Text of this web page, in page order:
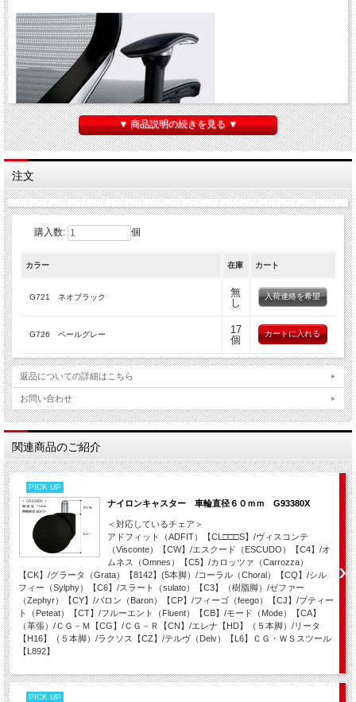
バロンチェア・ゼファーチェア共通、アジャストアームの肘パッド（右肘用）で
肘当てが上下可動式で本体の部分がネオブラックとネオホワイトの2色です。
＜ご注意＞
下部が破損してしまいますと左右の肘当て全体の交換になってしまいます。
必ず事前に商品を確認して掲載されています写真との照合をおねがいします。
＜お願い＞
バロンチェアの肘パッドは2013年に寸法、素材の仕様が変更されています。
取り付け構造は互換性がありますが、厚みなどが異なりますので左右一緒に交換さ
れることをお勧めします。
お求めの場合は左右セットでお求めいただければ幸いです。
で販売させていただいています。
恐縮ですが交換方法などのご説明資料はございませんのでご了承ください。
弊社でお取付作業（有料）を賜っています。
＜オフィス家具の修理依頼フォーム＞からお申込みください。
▼ 商品説明の続きを見る ▼
注文
購入数: 個
カラー 在庫 カート
G721 ネオブラック
無
し
入荷連絡を希望
G726 ペールグレー
17
個
返品についての詳細はこちら
お問い合わせ
関連商品のご紹介
PICK UP
ナイロンキャスター 車輪直径６０ｍｍ G93380X
＜対応しているチェア＞
アドフィット（ADFIT）【CL□□□S】/ヴィスコンテ
（Visconte）【CW】/エスクード（ESCUDO）【C4】/オ
ムネス（Omnes）【C5】/カロッツァ（Carrozza）
【CK】/グラータ（Grata）【8142】(5本脚）/コーラル（Choral）【CQ】/シル
フィー（Sylphy）【C6】/スラート（sulato）【C3】（樹脂脚）/ゼファー
（Zephyr）【CY】/バロン（Baron）【CP】/フィーゴ（feego）【CJ】/プティー
ト（Peteat）【CT】/フルーエント（Fluent）【CB】/モード（Mode）【CA】
（革張）/ＣＧ－Ｍ【CG】/ＣＧ－Ｒ【CN】/エレナ【HD】（５本脚）/リータ
【H16】（５本脚）/ラクソス【CZ】/テルヴ（Delv）【L6】ＣＧ・ＷＳスツール
【L892】
PICK UP